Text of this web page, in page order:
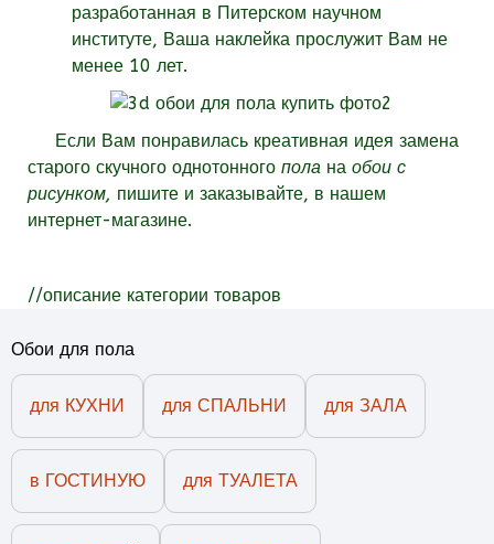
разработанная в Питерском научном
институте, Ваша наклейка прослужит Вам не
менее 10 лет.
Если Вам понравилась креативная идея замена
старого скучного однотонного пола на обои с
рисунком, пишите и заказывайте, в нашем
интернет-магазине.
//описание категории товаров
Обои для пола
для КУХНИ для СПАЛЬНИ для ЗАЛА
в ГОСТИНУЮ для ТУАЛЕТА